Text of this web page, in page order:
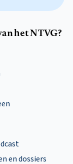
het NTVG?
en dossiers